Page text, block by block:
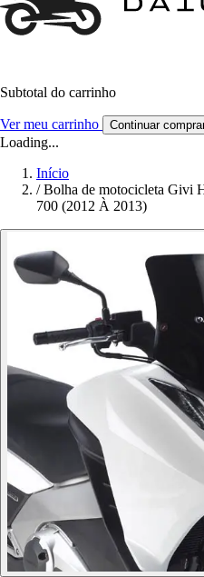
Subtotal do carrinho
Ver meu carrinho Continuar
Loading...
Início
/ Bolha de motocicleta Givi
700 (2012 À 2013)